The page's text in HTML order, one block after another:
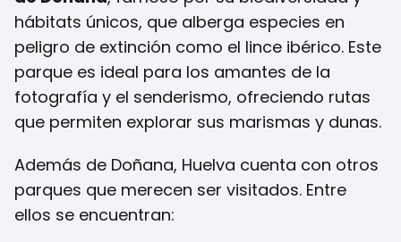
hábitats únicos, que alberga especies en
peligro de extinción como el lince ibérico. Este
parque es ideal para los amantes de la
fotografía y el senderismo, ofreciendo rutas
que permiten explorar sus marismas y dunas.
Además de Doñana, Huelva cuenta con otros
parques que merecen ser visitados. Entre
ellos se encuentran: